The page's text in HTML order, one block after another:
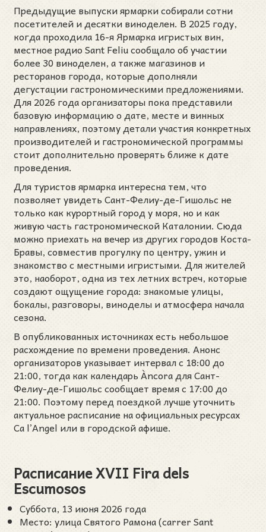
Предыдущие выпуски ярмарки собирали сотни
посетителей и десятки виноделен. В 2025 году,
когда проходила 16-я Ярмарка игристых вин,
местное радио Sant Feliu сообщало об участии
более 30 виноделен, а также магазинов и
ресторанов города, которые дополняли
дегустации гастрономическими предложениями.
Для 2026 года организаторы пока представили
базовую информацию о дате, месте и винных
направлениях, поэтому детали участия конкретных
производителей и гастрономической программы
стоит дополнительно проверять ближе к дате
проведения.
Для туристов ярмарка интересна тем, что
позволяет увидеть Сант-Фелиу-де-Гишольс не
только как курортный город у моря, но и как
живую часть гастрономической Каталонии. Сюда
можно приехать на вечер из других городов Коста-
Бравы, совместив прогулку по центру, ужин и
знакомство с местными игристыми. Для жителей
это, наоборот, одна из тех летних встреч, которые
создают ощущение города: знакомые улицы,
бокалы, разговоры, виноделы и атмосфера начала
сезона.
В опубликованных источниках есть небольшое
расхождение по времени проведения. Анонс
организаторов указывает интервал с 18:00 до
21:00, тогда как календарь Àncora для Сант-
Фелиу-де-Гишольс сообщает время с 17:00 до
21:00. Поэтому перед поездкой лучше уточнить
актуальное расписание на официальных ресурсах
Ca l’Angel или в городской афише.
Расписание XVII Fira dels
Escumosos
Суббота, 13 июня 2026 года
Место: улица Святого Рамона (carrer Sant